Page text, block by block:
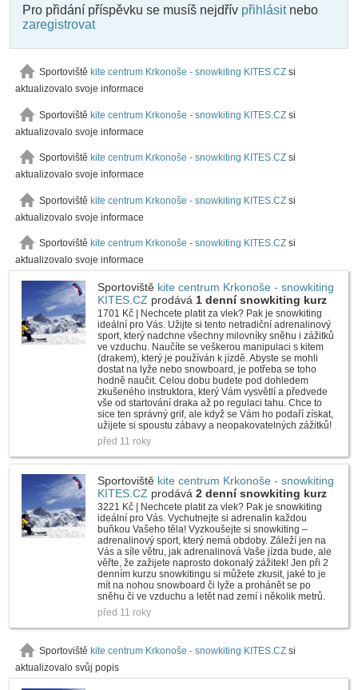
Pro přidání příspěvku se musíš nejdřív přihlásitnebo
zaregistrovat
Sportoviště kite centrum Krkonoše - snowkiting KITES.CZ si
aktualizovalo svoje informace
Sportoviště kite centrum Krkonoše - snowkiting KITES.CZ si
aktualizovalo svoje informace
Sportoviště kite centrum Krkonoše - snowkiting KITES.CZ si
aktualizovalo svoje informace
Sportoviště kite centrum Krkonoše - snowkiting KITES.CZ si
aktualizovalo svoje informace
Sportoviště kite centrum Krkonoše - snowkiting KITES.CZ si
aktualizovalo svoje informace
Sportoviště kite centrum Krkonoše - snowkiting
KITES.CZ prodává 1 denní snowkiting kurz
1701 Kč | Nechcete platit za vlek? Pak je snowkiting
ideální pro Vás. Užijte si tento netradiční adrenalinový
sport, který nadchne všechny milovníky sněhu i zážitků
ve vzduchu. Naučíte se veškerou manipulaci s kitem
(drakem), který je používán k jízdě. Abyste se mohli
dostat na lyže nebo snowboard, je potřeba se toho
hodně naučit. Celou dobu budete pod dohledem
zkušeného instruktora, který Vám vysvětlí a předvede
vše od startování draka až po regulaci tahu. Chce to
sice ten správný grif, ale když se Vám ho podaří získat,
užijete si spoustu zábavy a neopakovatelných zážitků!
před 11 roky
Sportoviště kite centrum Krkonoše - snowkiting
KITES.CZ prodává 2 denní snowkiting kurz
3221 Kč | Nechcete platit za vlek? Pak je snowkiting
ideální pro Vás. Vychutnejte si adrenalin každou
buňkou Vašeho těla! Vyzkoušejte si snowkiting –
adrenalinový sport, který nemá obdoby. Záleží jen na
Vás a síle větru, jak adrenalinová Vaše jízda bude, ale
věřte, že zažijete naprosto dokonalý zážitek! Jen při 2
denním kurzu snowkitingu si můžete zkusit, jaké to je
mít na nohou snowboard či lyže a prohánět se po
sněhu či ve vzduchu a letět nad zemí i několik metrů.
před 11 roky
Sportoviště kite centrum Krkonoše - snowkiting KITES.CZ si
aktualizovalo svůj popis